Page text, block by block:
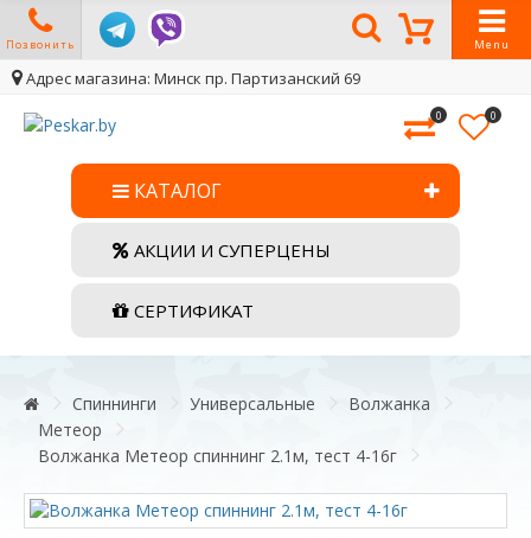
Позвонить Menu
Адрес магазина: Минск пр. Партизанский 69
0 0
КАТАЛОГ
АКЦИИ И СУПЕРЦЕНЫ
СЕРТИФИКАТ
Спиннинги Универсальные
Волжанка
Метеор
Волжанка Метеор спиннинг 2.1м, тест 4-16г